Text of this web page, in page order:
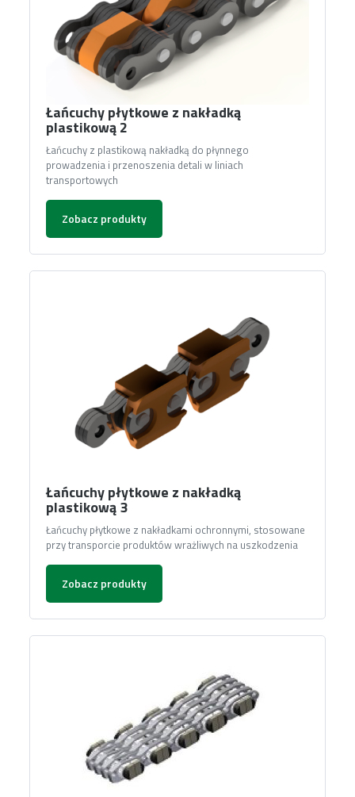
Łańcuchy płytkowe z nakładką
plastikową 2
Łańcuchy z plastikową nakładką do płynnego
prowadzenia i przenoszenia detali w liniach
transportowych
Zobacz produkty
Łańcuchy płytkowe z nakładką
plastikową 3
Łańcuchy płytkowe z nakładkami ochronnymi, stosowane
przy transporcie produktów wrażliwych na uszkodzenia
Zobacz produkty